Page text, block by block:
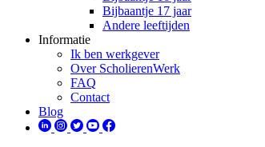
Bijbaantje 17 jaar
Andere leeftijden
Informatie
Ik ben werkgever
Over ScholierenWerk
FAQ
Contact
Blog